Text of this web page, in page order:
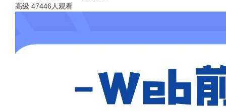
高级 47446人观看